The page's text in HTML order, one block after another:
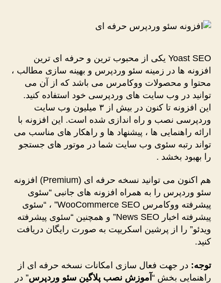
Yoast SEO یکی از محبوب ترین و حرفه ای ترین
افزونه ها در زمینه سئو وردپرس و بهینه سازی مطالب ،
محتوا و محصولات ووکامرس می باشد که از آن می
توانید در وب سایت های وردپرسی خود استفاده کنید.
این افزونه تا کنون در بیش از ۳ میلیون وب سایت
وردپرسی نصب و راه اندازی شده است. این افزونه با
ارائه راهنمایی ها ، پیشنهاد ها و راهکار های مناسب می
تواند رتبه سئوی وب سایت شما در موتور های جستجو
را بهبود بخشد .
هم اکنون می توانید نسخه حرفه ای (Premium) افزونه
سئو وردپرس را به همراه افزونه های جانبی “سئوی
پیشرفته ووکامرس WooCommerce SEO” ، “سئوی
پیشرفته اخبار News SEO” و همچنین “سئوی پیشرفته
ویدئو” را از پرشین اسکریپت به صورت رایگان دریافت
کنید.
توجه: در جهت فعال سازی امکانات نسخه حرفه ای از
راهنمایی بخش “ آموزش نصب پلاگین سئو وردپرس” در